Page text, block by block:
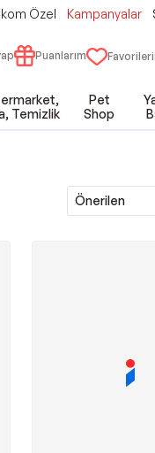
Özel Kampanyalar
Puanlarım
Temizlik
Pet
Shop
Önerilen